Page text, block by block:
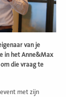
van je
in het Anne&Max
die vraag te
met zijn